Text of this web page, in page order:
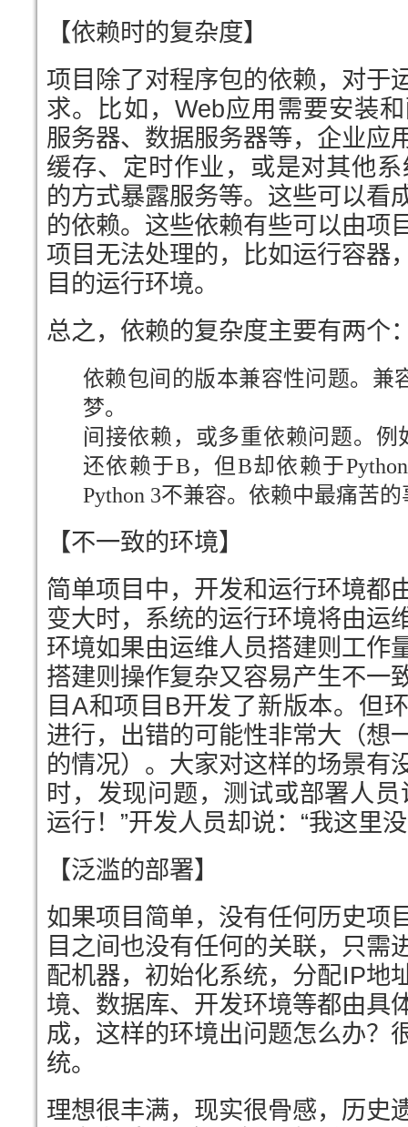
【依赖时的复杂度】
项目除了对程序包的依赖，对于
求。比如，Web应用需要安装
服务器、数据服务器等，企业应
缓存、定时作业，或是对其他
的方式暴露服务等。这些可以看
的依赖。这些依赖有些可以由项
项目无法处理的，比如运行容器
目的运行环境。
总之，依赖的复杂度主要有两个
依赖包间的版本兼容性问题。兼
梦。
间接依赖，或多重依赖问题。例
还依赖于B，但B却依赖于
Python 3不兼容。依赖中最痛苦
【不一致的环境】
简单项目中，开发和运行环境都
变大时，系统的运行环境将由运
环境如果由运维人员搭建则工作
搭建则操作复杂又容易产生不一
目A和项目B开发了新版本。但
进行，出错的可能性非常大（想
的情况）。大家对这样的场景有
时，发现问题，测试或部署人
运行！”开发人员却说：“我这里
【泛滥的部署】
如果项目简单，没有任何历史项
目之间也没有任何的关联，只需
配机器，初始化系统，分配IP地
境、数据库、开发环境等都由具
成，这样的环境出问题怎么办
统。
理想很丰满，现实很骨感，历史